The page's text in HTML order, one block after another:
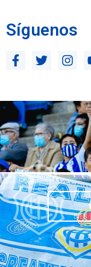
Síguenos